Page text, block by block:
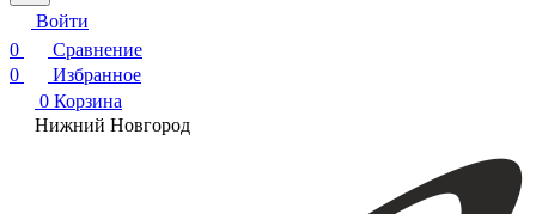
Войти
0
Сравнение
0
Избранное
0 Корзина
Нижний Новгород